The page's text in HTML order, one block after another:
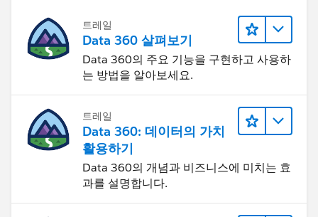
트레일
Data 360 살펴보기
Data 360의 주요 기능을 구현하고 사용하
는 방법을 알아보세요.
트레일
Data 360: 데이터의 가치
활용하기
Data 360의 개념과 비즈니스에 미치는 효
과를 설명합니다.